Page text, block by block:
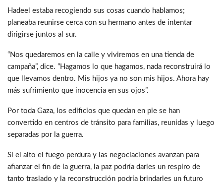
Hadeel estaba recogiendo sus cosas cuando hablamos;
planeaba reunirse cerca con su hermano antes de intentar
dirigirse juntos al sur.
“Nos quedaremos en la calle y viviremos en una tienda de
campaña”, dice. “Hagamos lo que hagamos, nada reconstruirá lo
que llevamos dentro. Mis hijos ya no son mis hijos. Ahora hay
más sufrimiento que inocencia en sus ojos”.
Por toda Gaza, los edificios que quedan en pie se han
convertido en centros de tránsito para familias, reunidas y luego
separadas por la guerra.
Si el alto el fuego perdura y las negociaciones avanzan para
afianzar el fin de la guerra, la paz podría darles un respiro de
tanto traslado y la reconstrucción podría brindarles un futuro